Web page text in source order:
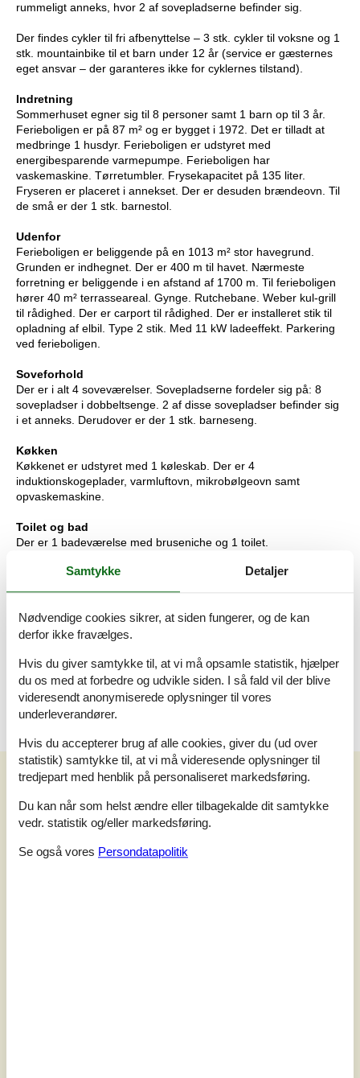
rummeligt anneks, hvor 2 af sovepladserne befinder sig.
Der findes cykler til fri afbenyttelse – 3 stk. cykler til voksne og 1
stk. mountainbike til et barn under 12 år (service er gæsternes
eget ansvar – der garanteres ikke for cyklernes tilstand).
Indretning
Sommerhuset egner sig til 8 personer samt 1 barn op til 3 år.
Ferieboligen er på 87 m² og er bygget i 1972. Det er tilladt at
medbringe 1 husdyr. Ferieboligen er udstyret med
energibesparende varmepumpe. Ferieboligen har
vaskemaskine. Tørretumbler. Frysekapacitet på 135 liter.
Fryseren er placeret i annekset. Der er desuden brændeovn. Til
de små er der 1 stk. barnestol.
Udenfor
Ferieboligen er beliggende på en 1013 m² stor havegrund.
Grunden er indhegnet. Der er 400 m til havet. Nærmeste
forretning er beliggende i en afstand af 1700 m. Til ferieboligen
hører 40 m² terrasseareal. Gynge. Rutchebane. Weber kul-grill
til rådighed. Der er carport til rådighed. Der er installeret stik til
opladning af elbil. Type 2 stik. Med 11 kW ladeeffekt. Parkering
ved ferieboligen.
Soveforhold
Der er i alt 4 soveværelser. Sovepladserne fordeler sig på: 8
sovepladser i dobbeltsenge. 2 af disse sovepladser befinder sig
i et anneks. Derudover er der 1 stk. barneseng.
Køkken
Køkkenet er udstyret med 1 køleskab. Der er 4
induktionskogeplader, varmluftovn, mikrobølgeovn samt
opvaskemaskine.
Toilet og bad
Der er 1 badeværelse med bruseniche og 1 toilet.
Multimedier
I ferieboligen er der 2 TV.2 Smart-TV. 2 Chromecasts.1 Bluray-
Mindst 4 tyske kanaler. Der er trådløst internet til rådighed.
Ingen udlejning til ungdomsgrupper, hvor alle er 15-25 år.
Rygning ikke tilladt. Ved overtrædelse af forbuddet opkræves et
gebyr på minimum DKK 3.000,-. Der er en kulgrill i huset.
Vores gæsteanmeldelser
Vores gæsteanmeldelser Eksterne anmeldelser
5,0 Baseret på
Samtykke Detaljer
Nødvendige cookies sikrer, at siden fungerer, og de kan
derfor ikke fravælges.
Hvis du giver samtykke til, at vi må opsamle statistik, hjælper
du os med at forbedre og udvikle siden. I så fald vil der blive
videresendt anonymiserede oplysninger til vores
underleverandører.
Hvis du accepterer brug af alle cookies, giver du (ud over
statistik) samtykke til, at vi må videresende oplysninger til
tredjepart med henblik på personaliseret markedsføring.
Du kan når som helst ændre eller tilbagekalde dit samtykke
vedr. statistik og/eller markedsføring.
Se også vores Persondatapolitik